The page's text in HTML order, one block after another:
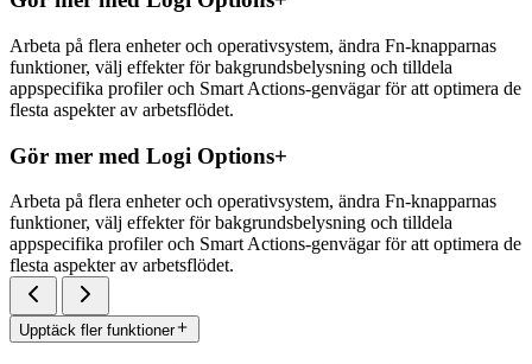
Arbeta på flera enheter och operativsystem, ändra Fn-knapparnas
funktioner, välj effekter för bakgrundsbelysning och tilldela
appspecifika profiler och Smart Actions-genvägar för att optimera de
flesta aspekter av arbetsflödet.
Gör mer med Logi Options+
Arbeta på flera enheter och operativsystem, ändra Fn-knapparnas
funktioner, välj effekter för bakgrundsbelysning och tilldela
appspecifika profiler och Smart Actions-genvägar för att optimera de
flesta aspekter av arbetsflödet.
Upptäck fler funktioner